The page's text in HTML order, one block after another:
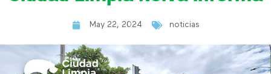
May 22, 2024 noticias